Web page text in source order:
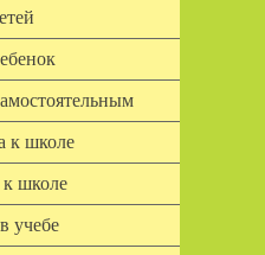
к школе
школе
учебе